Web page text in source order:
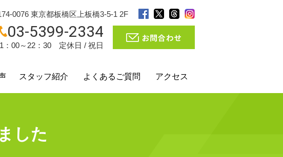
0076 東京都板橋区上板橋3-5-1 2F
03-5399-2334
：00～22：30 定休日 / 祝日
スタッフ紹介 よくあるご質問 アクセス
した